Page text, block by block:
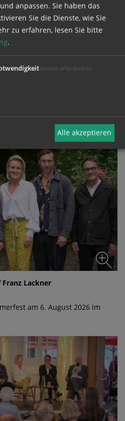
nachhaltig aufgestellt"
Alexander Bodmann im
Lackner
am 6. August 2026 im
anpassen. Sie haben das
Sie die Dienste, wie Sie
zu erfahren, lesen Sie bitte
.
(immer erforderlich)
Alle akzeptieren